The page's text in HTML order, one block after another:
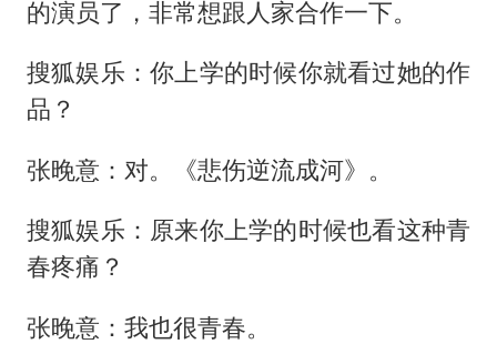
的演员了，非常想跟人家合作一下。
搜狐娱乐：你上学的时候你就看过她的作
品？
张晚意：对。《悲伤逆流成河》。
搜狐娱乐：原来你上学的时候也看这种青
春疼痛？
张晚意：我也很青春。